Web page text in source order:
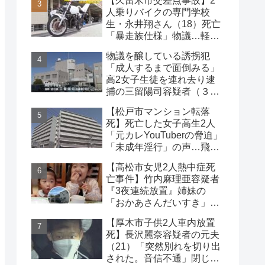
な事件
人乗りバイクの専門学校
生・永井翔さん（18）死亡
「暴走族仕様」物議…軽自
物議を醸している誘拐犯
「成人するまで面倒みる」
高2女子生徒を連れ去り逮
捕の三留陽司容疑者（３
県】
【松戸市マンション転落
死】死亡した女子高生2人
「元カレYouTuberの脅迫」
「未成年淫行」の声…飛び
【高松市女児2人熱中症死
亡事件】竹内麻理亜容疑者
『3夜連続放置』姉妹の
「おかあさんだいすき」折
論
【厚木市子供2人車内放置
死】長沢麗奈容疑者の元夫
（21）「突然別れを切り出
された。音信不通」閉じ込